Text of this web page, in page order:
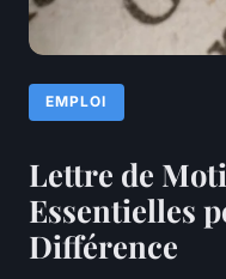
EMPLOI
Lettre de
Essentielles
Différence